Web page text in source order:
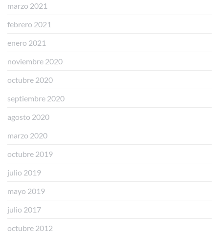
marzo 2021
febrero 2021
enero 2021
noviembre 2020
octubre 2020
septiembre 2020
agosto 2020
marzo 2020
octubre 2019
julio 2019
mayo 2019
julio 2017
octubre 2012